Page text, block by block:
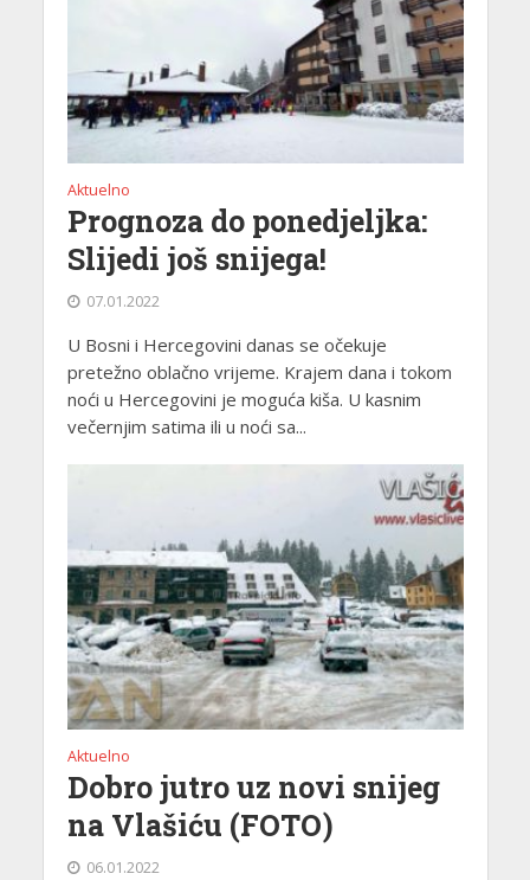
Aktuelno
Prognoza do ponedjeljka:
Slijedi još snijega!
07.01.2022
U Bosni i Hercegovini danas se očekuje
pretežno oblačno vrijeme. Krajem dana i tokom
noći u Hercegovini je moguća kiša. U kasnim
večernjim satima ili u noći sa...
Aktuelno
Dobro jutro uz novi snijeg
na Vlašiću (FOTO)
06.01.2022